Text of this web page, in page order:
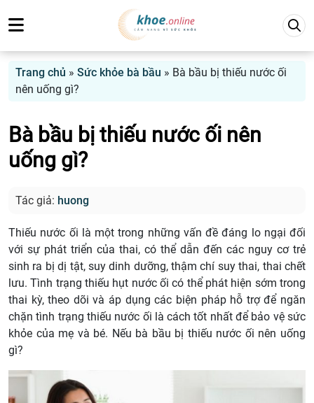
Trang chủ » Sức khỏe bà bầu » Bà bầu bị thiếu nước ối
nên uống gì?
Bà bầu bị thiếu nước ối nên
uống gì?
Tác giả: huong
Thiếu nước ối là một trong những vấn đề đáng lo ngại đối
với sự phát triển của thai, có thể dẫn đến các nguy cơ trẻ
sinh ra bị dị tật, suy dinh dưỡng, thậm chí suy thai, thai chết
lưu. Tình trạng thiếu hụt nước ối có thể phát hiện sớm trong
thai kỳ, theo dõi và áp dụng các biện pháp hỗ trợ để ngăn
chặn tình trạng thiếu nước ối là cách tốt nhất để bảo vệ sức
khỏe của mẹ và bé. Nếu bà bầu bị thiếu nước ối nên uống
gì?